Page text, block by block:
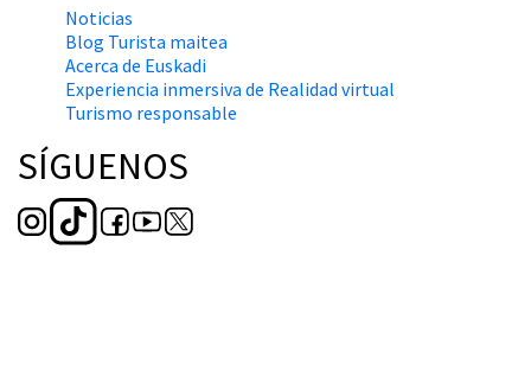
Noticias
Blog Turista maitea
Acerca de Euskadi
Experiencia inmersiva de Realidad virtual
Turismo responsable
SÍGUENOS